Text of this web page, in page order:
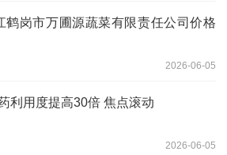
鹤岗市万圃源蔬菜有限责任公司价格
2026-06-05
利用度提高30倍 焦点滚动
2026-06-05